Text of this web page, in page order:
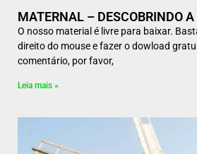
MATERNAL – DESCOBRINDO
O nosso material é livre para baixar.
direito do mouse e fazer o dowload
comentário, por favor,
Leia mais »